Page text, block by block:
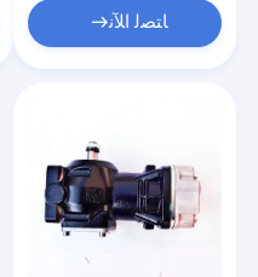
ﺎﺘﺼﻟ ﺍﻶﻧ